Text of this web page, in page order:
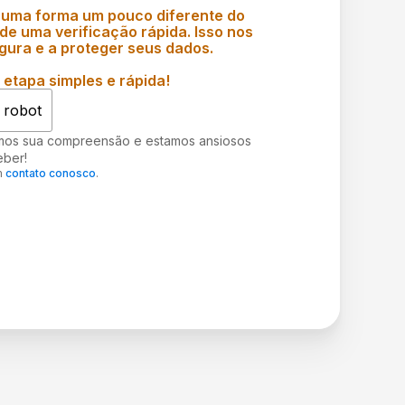
forma um pouco diferente do
uma verificação rápida. Isso nos
e a proteger seus dados.
simples e rápida!
robot
sua compreensão e estamos ansiosos
contato conosco.